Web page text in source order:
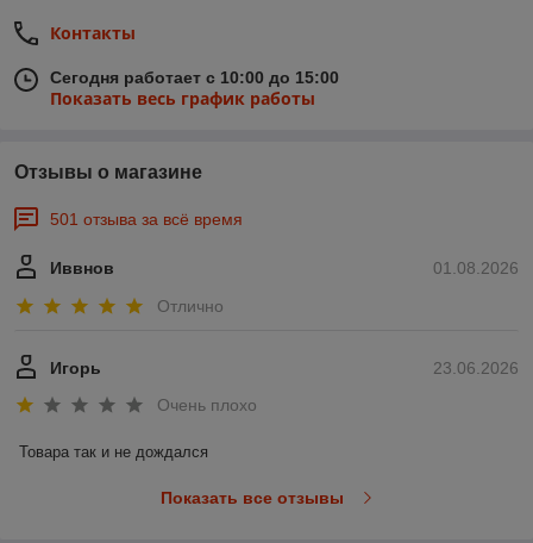
Контакты
Сегодня работает с 10:00 до 15:00
Показать весь график работы
Отзывы о магазине
501 отзыва за всё время
01.08.2026
Иввнов
Отлично
23.06.2026
Игорь
Очень плохо
Товара так и не дождался
Показать все отзывы